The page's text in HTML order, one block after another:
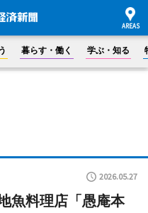
暮らす・働く 学ぶ・知る
2026.05.27
魚料理店「愚庵本